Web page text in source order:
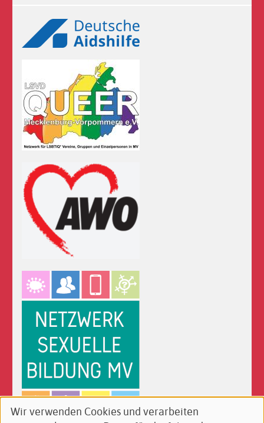
Logos
Verwendung
Wir verwenden Cookies und verarbeiten